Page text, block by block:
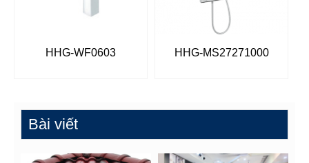
HHG-WF0603 HHG-MS27271000
Bài viết